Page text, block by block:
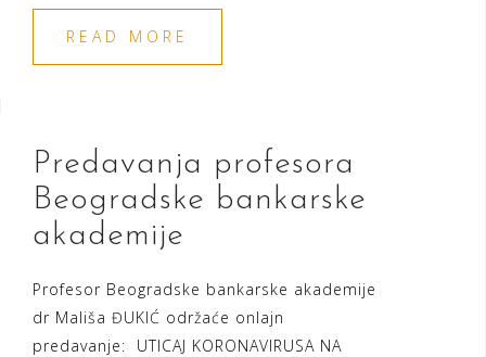
READ MORE
Predavanja profesora
Beogradske bankarske
akademije
Profesor Beogradske bankarske akademije
dr Mališa ĐUKIĆ održaće onlajn
predavanje: UTICAJ KORONAVIRUSA NA